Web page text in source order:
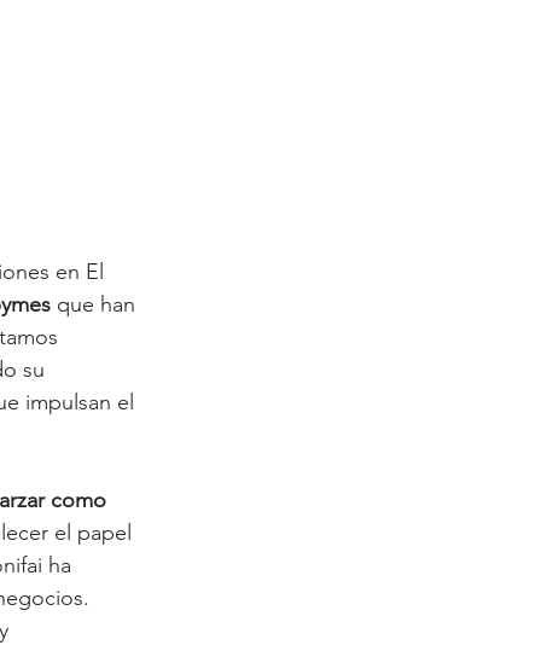
en El
que han
su
impulsan el
como
el papel
ha